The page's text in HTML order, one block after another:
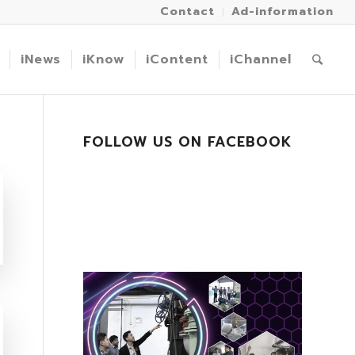
Contact Ad-information
iNews iKnow iContent iChannel
FOLLOW US ON FACEBOOK